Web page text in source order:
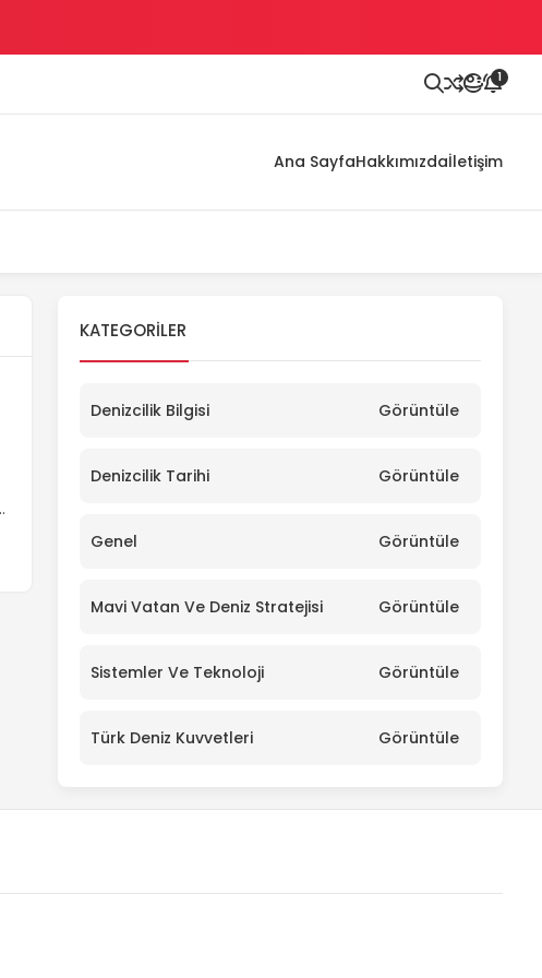
1
Ana SayfaHakkımızdaİletişim
KATEGORILER
Denizcilik Bilgisi Görüntüle
Denizcilik Tarihi Görüntüle
Genel Görüntüle
Mavi Vatan Ve Deniz Stratejisi Görüntüle
Sistemler Ve Teknoloji Görüntüle
Türk Deniz Kuvvetleri Görüntüle